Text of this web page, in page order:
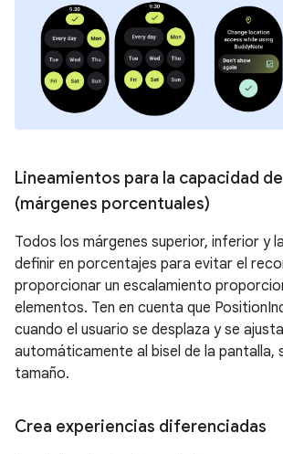
Lineamientos para la capacidad
(márgenes porcentuales)
Todos los márgenes superior, inferior y
definir en porcentajes para evitar el
proporcionar un escalamiento
elementos. Ten en cuenta que
cuando el usuario se desplaza y se ajusta
automáticamente al bisel de la pantalla,
tamaño.
Crea experiencias diferenciadas